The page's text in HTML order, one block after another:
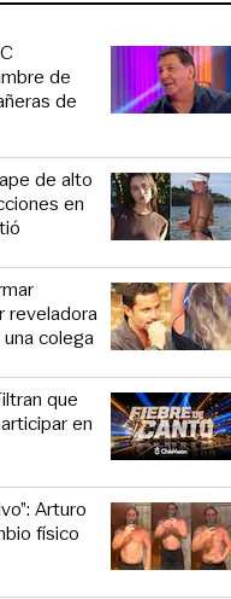
de
de
de alto
en
reveladora
una colega
que
en
Arturo
físico